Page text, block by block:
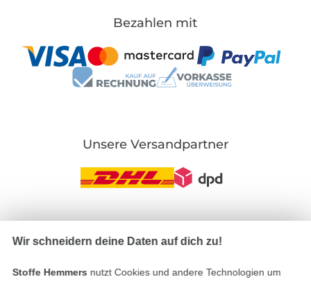
Bezahlen mit
Unsere Versandpartner
Impressum
In den deutschen Shop wechseln (aktuell
Wir schneidern deine Daten auf dich zu!
Stoffe Hemmers nutzt Cookies und andere Technologien um